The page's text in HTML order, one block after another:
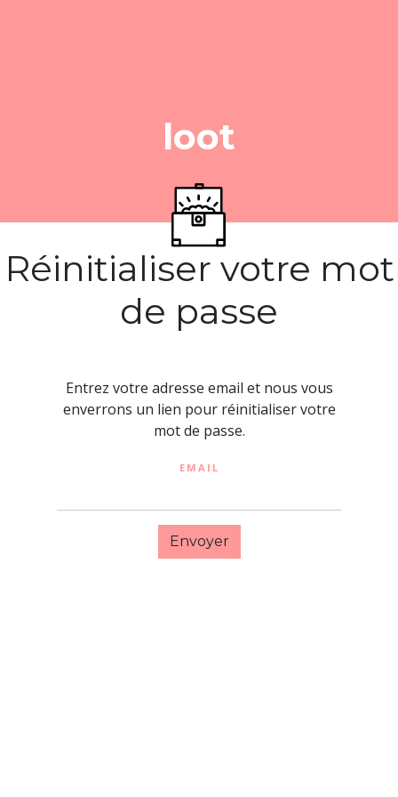
loot
Réinitialiser votre mot
de passe
Entrez votre adresse email et nous vous
enverrons un lien pour réinitialiser votre
mot de passe.
EMAIL
Envoyer